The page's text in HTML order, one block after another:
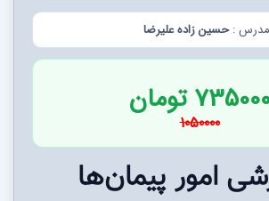
:حسین زاده علیرضا
تومان
1050000
امور پیمان‌ها